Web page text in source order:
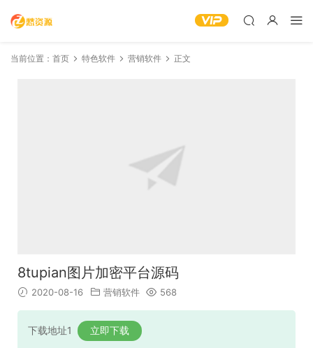
当前位置： 首页 特色软件 营销软件 正文
8tupian图片加密平台源码
2020-08-16 营销软件 568
下载地址1 立即下载